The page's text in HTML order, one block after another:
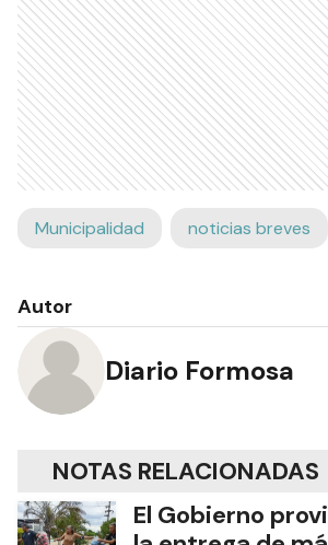
Municipalidad noticias breves
Autor
Diario Formosa
NOTAS RELACIONADAS
El Gobierno